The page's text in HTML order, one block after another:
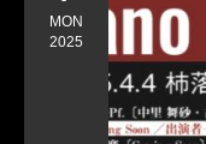
MON
2025